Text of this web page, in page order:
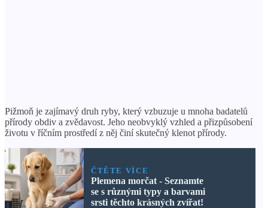
Pižmoň je zajímavý druh ryby, který vzbuzuje u mnoha badatelů
přírody obdiv a zvědavost. Jeho neobvyklý vzhled a přizpůsobení
životu v říčním prostředí z něj činí skutečný klenot přírody.
ČTĚTE VÍCE
Plemena morčat - Seznamte
se s různými typy a barvami
srsti těchto krásných zvířat!